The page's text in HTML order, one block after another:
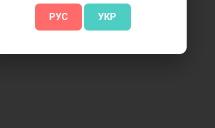
РУС УКР